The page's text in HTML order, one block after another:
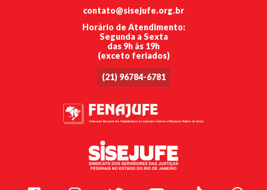
contato@sisejufe.org.br
Horário de Atendimento:
Segunda a Sexta
das 9h às 19h
(exceto feriados)
(21) 96784-6781